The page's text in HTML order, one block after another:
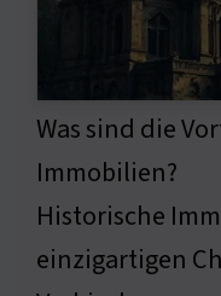
Was sind die
Immobilien?
Historische
einzigartigen